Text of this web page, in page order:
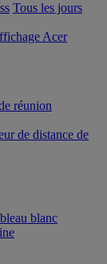
Tous les jours
Acer
réunion
de distance de
blanc